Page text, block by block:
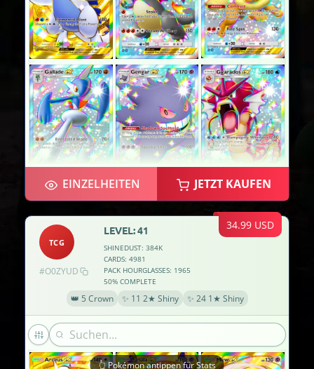
×2
×2
EINZELHEITEN JETZT KAUFEN
34.99 USD
TCG
#O0ZYUD
LEVEL: 41
SHINEDUST: 384K
CARDS: 4981
PACK HOURGLASSES: 1965
50% COMPLETE
👑 5 Crown ✨ 11 2★ Shiny ✨ 24 1★ Shiny
👆 Pokémon antippen für Stats